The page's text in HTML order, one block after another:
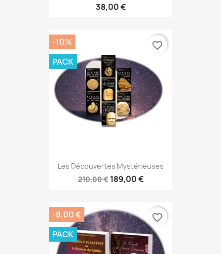
38,00 €
Les Découvertes Mystérieuses
210,00 € 189,00 €
-10%
PACK
favorite_border
-8,00 €
PACK
favorite_border